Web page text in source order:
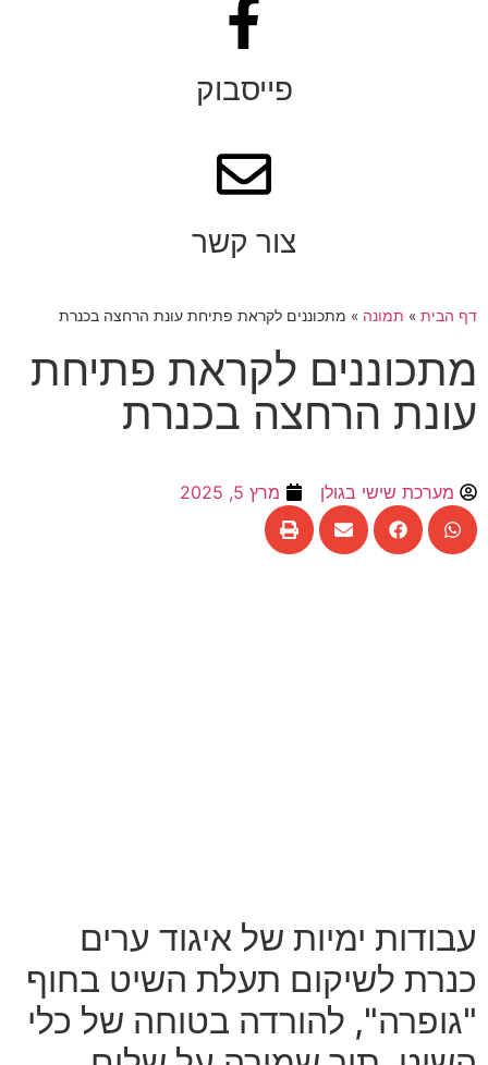
פייסבוק
צור קשר
דף הבית » תמונה » מתכוננים לקראת פתיחת עונת הרחצה בכנרת
מתכוננים לקראת פתיחת
עונת הרחצה בכנרת
מערכת שישי בגולן מרץ 5, 2025
עבודות ימיות של איגוד ערים
כנרת לשיקום תעלת השיט בחוף
"גופרה", להורדה בטוחה של כלי